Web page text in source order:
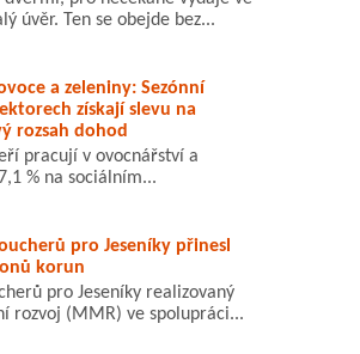
úvěr. Ten se obejde bez...
a zeleniny: Sezónní
získají slevu na
rozsah dohod
pracují v ovocnářství a
% na sociálním...
pro Jeseníky přinesl
korun
pro Jeseníky realizovaný
rozvoj (MMR) ve spolupráci...